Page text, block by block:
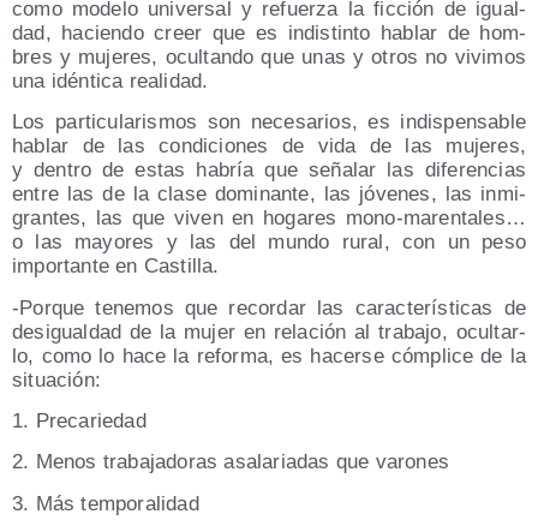
como mode­lo uni­ver­sal y refuer­za la fic­ción de igual­
dad, hacien­do creer que es indis­tin­to hablar de hom­
bres y muje­res, ocul­tan­do que unas y otros no vivi­mos
una idén­ti­ca realidad.
Los par­ti­cu­la­ris­mos son nece­sa­rios, es indis­pen­sa­ble
hablar de las con­di­cio­nes de vida de las muje­res,
y den­tro de estas habría que seña­lar las dife­ren­cias
entre las de la cla­se domi­nan­te, las jóve­nes, las inmi­
gran­tes, las que viven en hoga­res mono-maren­ta­les…
o las mayo­res y las del mun­do rural, con un peso
impor­tan­te en Castilla.
-Por­que tene­mos que recor­dar las carac­te­rís­ti­cas de
des­igual­dad de la mujer en rela­ción al tra­ba­jo, ocul­tar­
lo, como lo hace la refor­ma, es hacer­se cóm­pli­ce de la
situación:
1. Pre­ca­rie­dad
2. Menos tra­ba­ja­do­ras asa­la­ria­das que varones
3. Más temporalidad